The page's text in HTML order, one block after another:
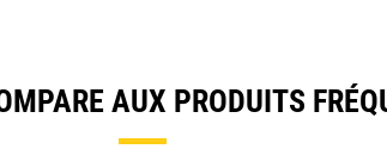
AUX PRODUITS